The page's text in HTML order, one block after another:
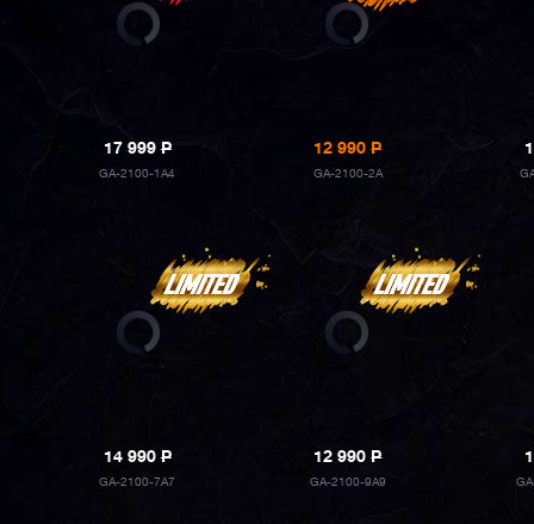
17 999P
GA-2100-1A4
12 990P
GA-2100-2A
14 990P
GA-2100-7A7
12 990P
GA-2100-9A9